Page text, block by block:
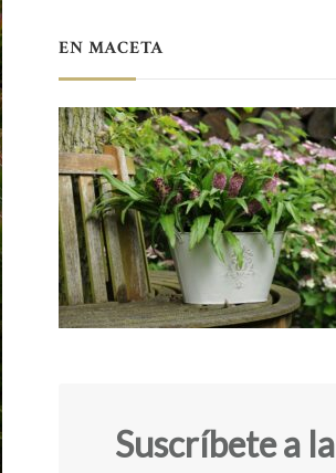
EN MACETA
Suscríbete a la